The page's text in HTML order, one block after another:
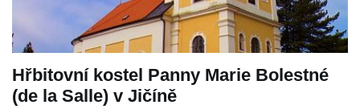
Hřbitovní kostel Panny Marie Bolestné
(de la Salle) v Jičíně